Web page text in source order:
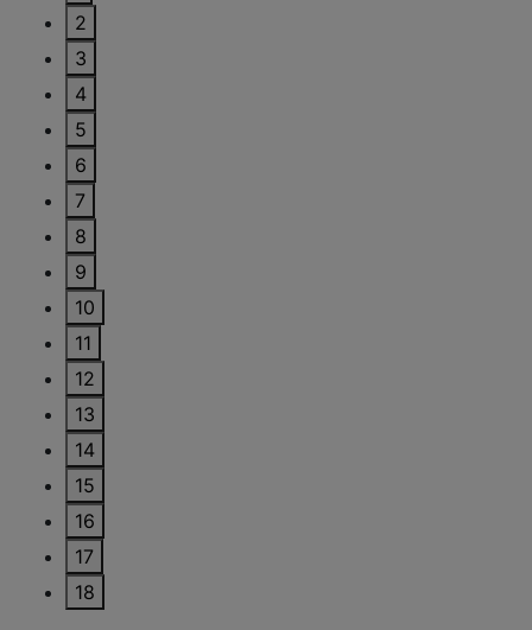
2
3
4
5
6
7
8
9
10
11
12
13
14
15
16
17
18